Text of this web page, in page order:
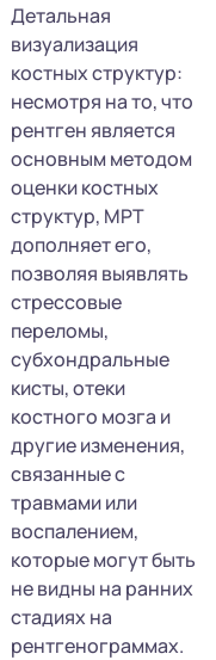
Детальная
визуализация
костных структур:
несмотря на то, что
рентген является
основным методом
оценки костных
структур, МРТ
дополняет его,
позволяя выявлять
стрессовые
переломы,
субхондральные
кисты, отеки
костного мозга и
другие изменения,
связанные с
травмами или
воспалением,
которые могут быть
не видны на ранних
стадиях на
рентгенограммах.